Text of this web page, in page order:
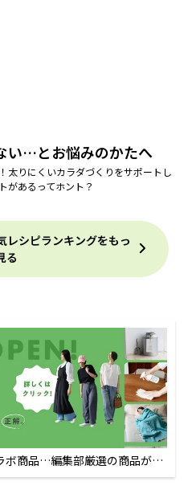
い…とお悩みのかたへ
太りにくいカラダづくりをサポートし
があるってホント？
レシピランキングをもっ
る
ボ商品…編集部厳選の商品が買